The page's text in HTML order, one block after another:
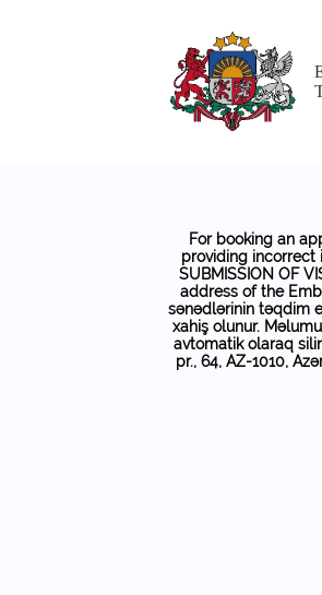
For booking an
providing incorrect
SUBMISSION OF
address of the
sənədlərinin təqdim
xahiş olunur.
avtomatik olaraq
pr., 64, AZ-1010,